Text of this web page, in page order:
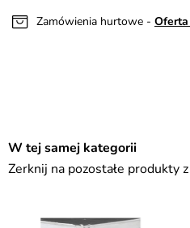
Zamówienia hurtowe -
W tej samej kategorii
Zerknij na pozostałe produkty